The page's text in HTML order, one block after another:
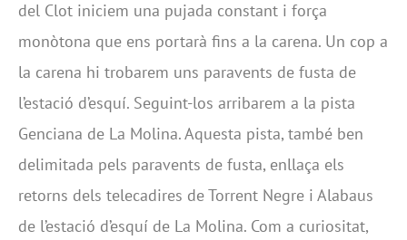
del Clot iniciem una pujada constant i força
monòtona que ens portarà fins a la carena. Un cop a
la carena hi trobarem uns paravents de fusta de
l’estació d’esquí. Seguint-los arribarem a la pista
Genciana de La Molina. Aquesta pista, també ben
delimitada pels paravents de fusta, enllaça els
retorns dels telecadires de Torrent Negre i Alabaus
de l’estació d’esquí de La Molina. Com a curiositat,